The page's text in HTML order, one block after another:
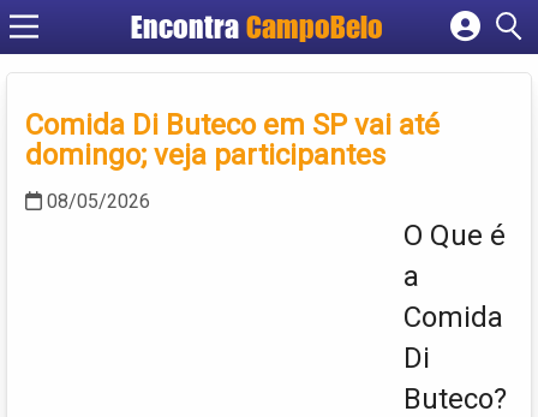
EncontraCampoBelo
Cadastrar empresa
Criar conta
Comida Di Buteco em SP vai até
domingo; veja participantes
08/05/2026
O Que é
a
Comida
Di
Buteco?